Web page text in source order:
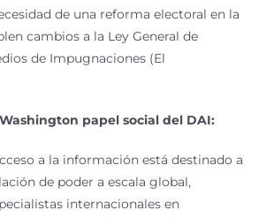
de una reforma electoral en la
cambios a la Ley General de
de Impugnaciones (El
papel social del DAI:
a la información está destinado a
de poder a escala global,
internacionales en